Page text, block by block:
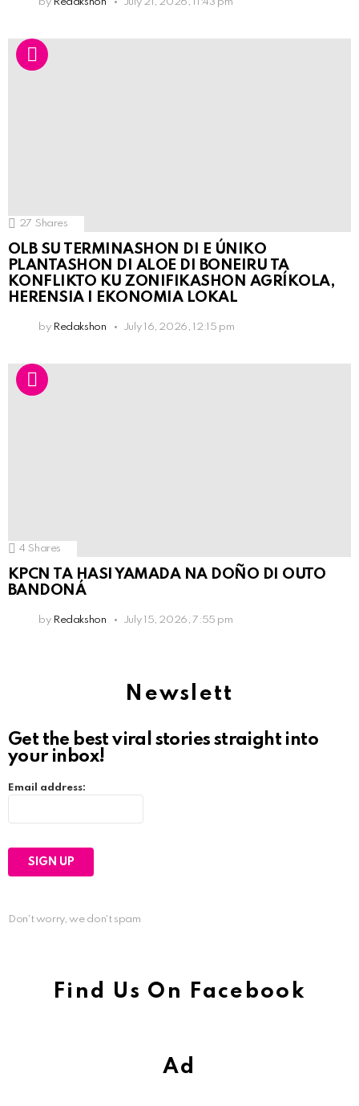
27 Shares
OLB SU TERMINASHON DI E ÚNIKO
PLANTASHON DI ALOE DI BONEIRU TA
KONFLIKTO KU ZONIFIKASHON AGRÍKOLA,
HERENSIA I EKONOMIA LOKAL
by Redakshon July 16, 2026, 12:15 pm
4 Shares
KPCN TA HASI YAMADA NA DOÑO DI OUTO
BANDONÁ
by Redakshon July 15, 2026, 7:55 pm
Newslett
Get the best viral stories straight into
your inbox!
Email address:
Don't worry, we don't spam
Find Us On Facebook
Ad